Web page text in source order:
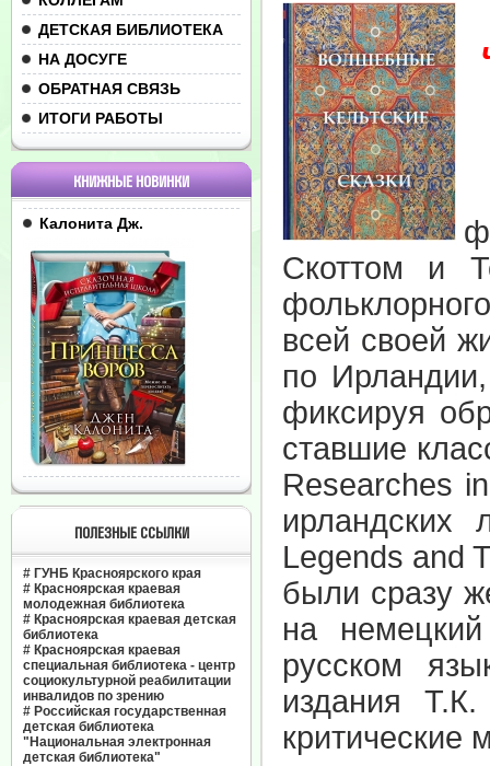
ДЕТСКАЯ БИБЛИОТЕКА
НА ДОСУГЕ
ОБРАТНАЯ СВЯЗЬ
ИТОГИ РАБОТЫ
КНИЖНЫЕ НОВИНКИ
Калонита Дж.
ПОЛЕЗНЫЕ ССЫЛКИ
# ГУНБ Красноярского края
# Красноярская краевая
молодежная библиотека
# Красноярская краевая детская
библиотека
# Красноярская краевая
специальная библиотека - центр
социокультурной реабилитации
инвалидов по зрению
# Российская государственная
детская библиотека
"Национальная электронная
детская библиотека"
Скоттом и
всей своей
по
фиксируя
ставшие
Researches
Legends and
были сразу
на
русском
издания
критические